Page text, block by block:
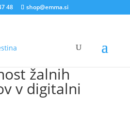
48 shop@emma.si
žalnih
v digitalni